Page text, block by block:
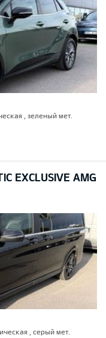
, зеленый мет.
EXCLUSIVE AMG
, серый мет.